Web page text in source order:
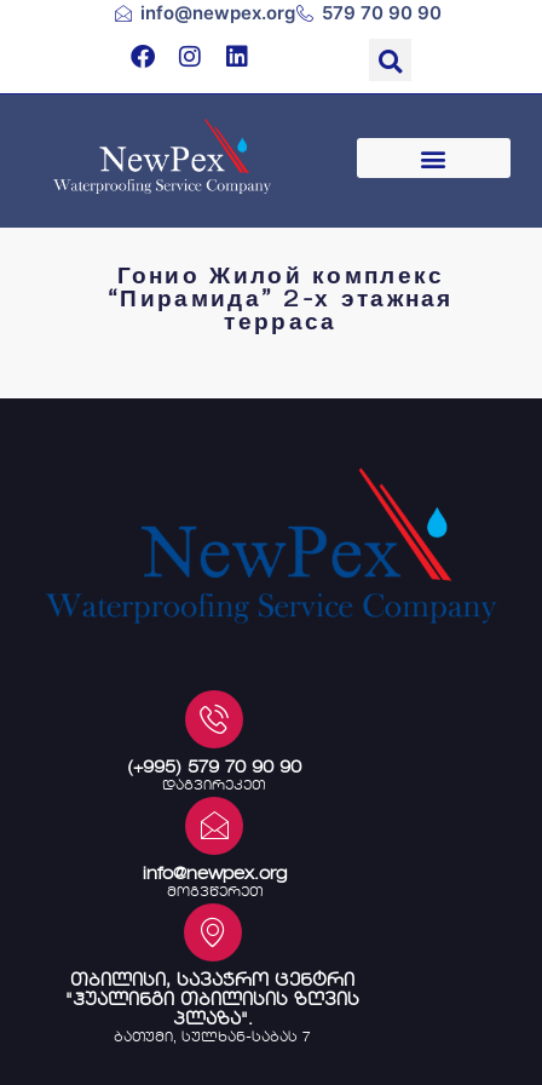
info@newpex.org 579 70 90 90
Гонио Жилой комплекс
“Пирамида” 2-х этажная
терраса
(+995) 579 70 90 90
დაგვირეკეთ
info@newpex.org
მოგვწერეთ
თბილისი, სავაჭრო ცენტრი
"ჰუალინგი თბილისის ზღვის
პლაზა".
ბათუმი, სულხან-საბას 7